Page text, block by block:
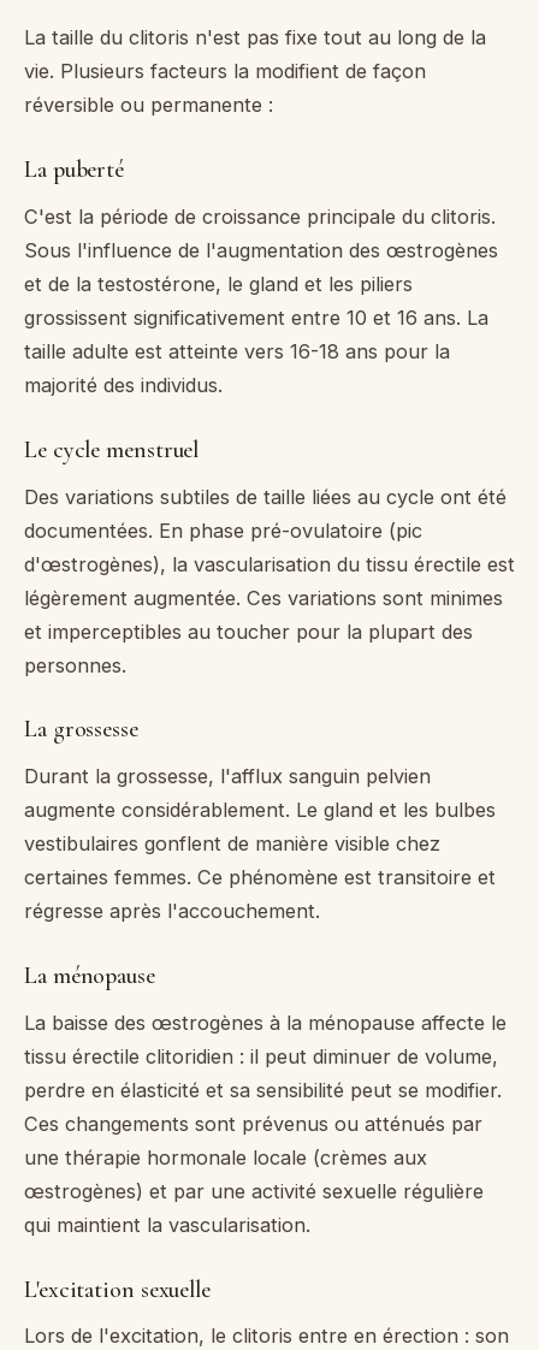
La taille du clitoris n'est pas fixe tout au long de la
vie. Plusieurs facteurs la modifient de façon
réversible ou permanente :
La puberté
C'est la période de croissance principale du clitoris.
Sous l'influence de l'augmentation des œstrogènes
et de la testostérone, le gland et les piliers
grossissent significativement entre 10 et 16 ans. La
taille adulte est atteinte vers 16-18 ans pour la
majorité des individus.
Le cycle menstruel
Des variations subtiles de taille liées au cycle ont été
documentées. En phase pré-ovulatoire (pic
d'œstrogènes), la vascularisation du tissu érectile est
légèrement augmentée. Ces variations sont minimes
et imperceptibles au toucher pour la plupart des
personnes.
La grossesse
Durant la grossesse, l'afflux sanguin pelvien
augmente considérablement. Le gland et les bulbes
vestibulaires gonflent de manière visible chez
certaines femmes. Ce phénomène est transitoire et
régresse après l'accouchement.
La ménopause
La baisse des œstrogènes à la ménopause affecte le
tissu érectile clitoridien : il peut diminuer de volume,
perdre en élasticité et sa sensibilité peut se modifier.
Ces changements sont prévenus ou atténués par
une thérapie hormonale locale (crèmes aux
œstrogènes) et par une activité sexuelle régulière
qui maintient la vascularisation.
L'excitation sexuelle
Lors de l'excitation, le clitoris entre en érection : son